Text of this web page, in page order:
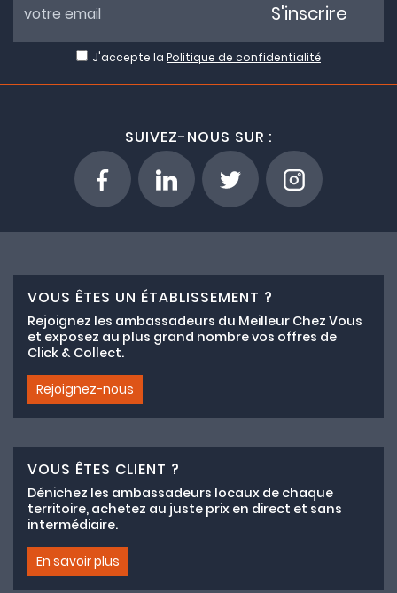
J'accepte la Politique de confidentialité
S'inscrire
SUIVEZ-NOUS SUR :
VOUS ÊTES UN ÉTABLISSEMENT ?
Rejoignez les ambassadeurs du Meilleur Chez Vous
et exposez au plus grand nombre vos offres de
Click & Collect.
Rejoignez-nous
VOUS ÊTES CLIENT ?
Dénichez les ambassadeurs locaux de chaque
territoire, achetez au juste prix en direct et sans
intermédiaire.
En savoir plus